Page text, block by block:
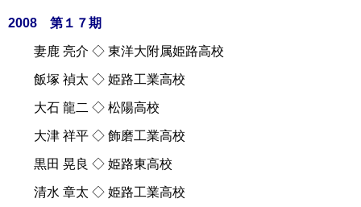
2008 第１７期
妻鹿 亮介 ◇ 東洋大附属姫路高校
飯塚 禎太 ◇ 姫路工業高校
大石 龍二 ◇ 松陽高校
大津 祥平 ◇ 飾磨工業高校
黒田 晃良 ◇ 姫路東高校
清水 章太 ◇ 姫路工業高校